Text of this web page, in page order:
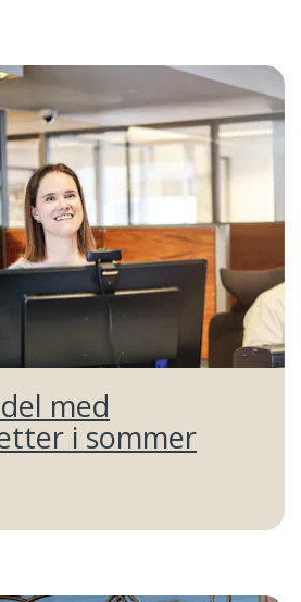
med
i sommer